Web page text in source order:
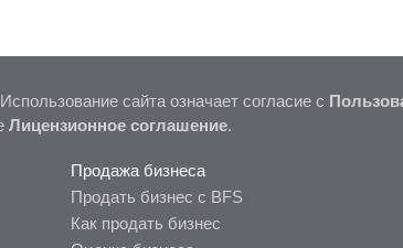
сайта означает согласие с
Лицензионное соглашение.
Продажа бизнеса
Продать бизнес с BFS
Как продать бизнес